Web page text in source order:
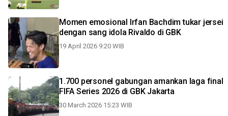
Momen emosional Irfan Bachdim tukar jersei
dengan sang idola Rivaldo di GBK
19 April 2026 9:20 WIB
1.700 personel gabungan amankan laga final
FIFA Series 2026 di GBK Jakarta
30 March 2026 15:23 WIB